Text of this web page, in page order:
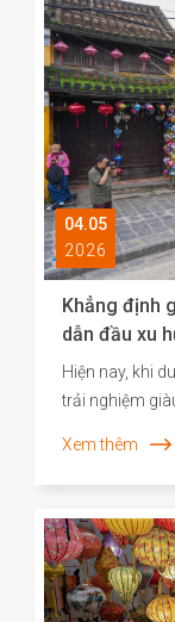
mà cộng đồng
tích Chùa Cầu
tác của Nhật
lịch sử giao
những vùng
04.05
2026
Khẳng định
dẫn đầu xu
Hiện nay, khi
trải nghiệm
châu Á. Việc
phản ánh sức
còn cho thấy
với phát huy
vững.
Xem thêm